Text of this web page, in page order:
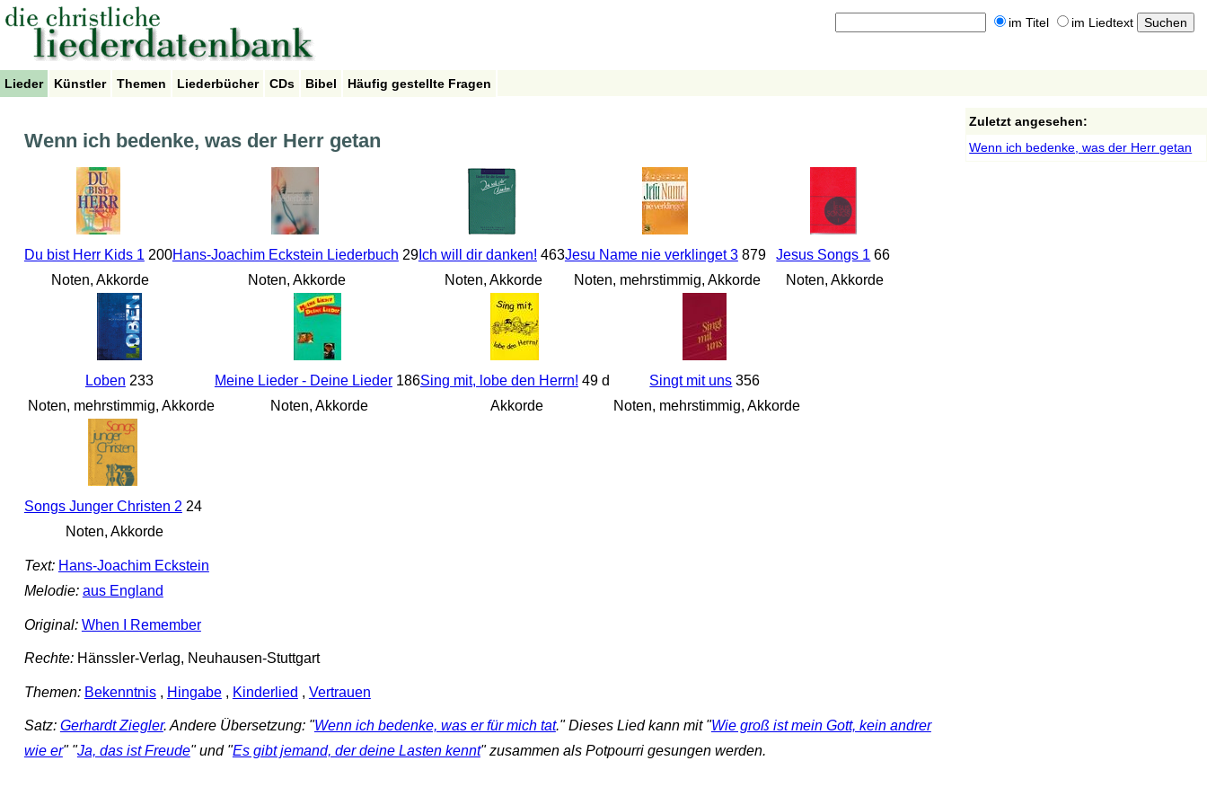
im Titel im Liedtext
Lieder Künstler Themen Liederbücher CDs Bibel Häufig gestellte Fragen
Wenn ich bedenke, was der Herr getan
Du bist Herr Kids 1200
Noten, Akkorde
Hans-Joachim Eckstein Liederbuch 29
Noten, Akkorde
Ich will dir danken! 463
Noten, Akkorde
Jesu Name nie verklinget 3879
Noten, mehrstimmig, Akkorde
Jesus Songs 1 66
Noten, Akkorde
Loben 233
Noten, mehrstimmig, Akkorde
Meine Lieder - Deine Lieder186
Noten, Akkorde
Sing mit, lobe den Herrn! 49 d
Akkorde
Singt mit uns 356
Noten, mehrstimmig, Akkorde
Songs Junger Christen 224
Noten, Akkorde
Text: Hans-Joachim Eckstein
Melodie: aus England
Original: When I Remember
Rechte:Hänssler-Verlag, Neuhausen-Stuttgart
Themen: Bekenntnis, Hingabe, Kinderlied , Vertrauen
Satz: Gerhardt Ziegler. Andere Übersetzung: "Wenn ich bedenke, was er für mich tat." Dieses Lied kann mit "Wie groß ist mein Gott, kein andrer
wie er" "Ja, das ist Freude" und "Es gibt jemand, der deine Lasten kennt" zusammen als Potpourri gesungen werden.
Zuletzt angesehen:
Wenn ich bedenke, was der Herr getan